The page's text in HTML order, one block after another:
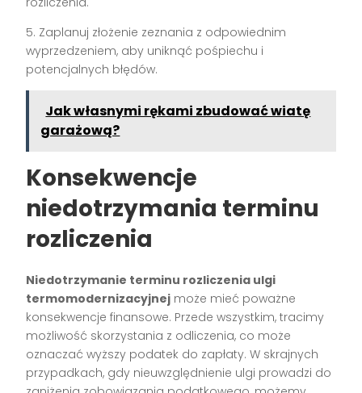
5. Zaplanuj złożenie zeznania z odpowiednim
wyprzedzeniem, aby uniknąć pośpiechu i
potencjalnych błędów.
Jak własnymi rękami zbudować wiatę
garażową?
Konsekwencje
niedotrzymania terminu
rozliczenia
Niedotrzymanie terminu rozliczenia ulgi
termomodernizacyjnej może mieć poważne
konsekwencje finansowe. Przede wszystkim, tracimy
możliwość skorzystania z odliczenia, co może
oznaczać wyższy podatek do zapłaty. W skrajnych
przypadkach, gdy nieuwzględnienie ulgi prowadzi do